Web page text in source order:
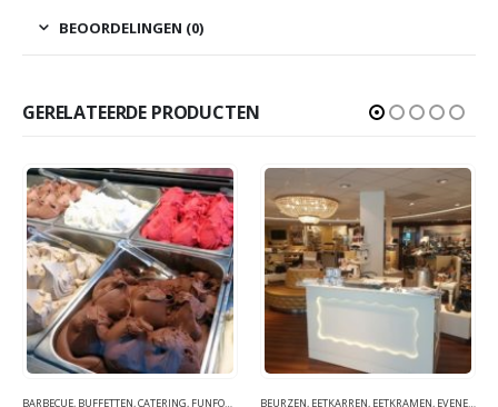
BEOORDELINGEN (0)
GERELATEERDE PRODUCTEN
,FUNFOOD ,HOLLANDS,KRAAMCONCEPTEN, THEMAFEESTEN & EVENEMENTEN,WINTER ,ZOMER
BARBECUE, BUFFETTEN,CATERING, FUNFOOD IJSCOKARREN, KRAAMCONCEPTEN,ZOMER
BEURZEN, EETKARREN, EETKRAMEN, EVENEMENTEN